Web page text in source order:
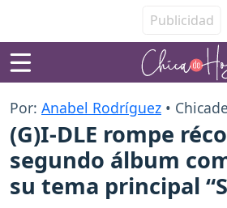
Por: Anabel Rodríguez •
(G)I-DLE rompe
segundo álbum
su tema principal